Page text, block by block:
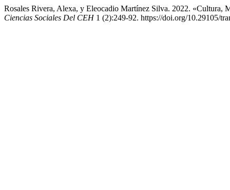
Rosales Rivera, Alexa, y Eleocadio Martínez Silva. 2022. «Cultura,
Ciencias Sociales Del CEH1 (2):249-92. https://doi.org/10.29105/